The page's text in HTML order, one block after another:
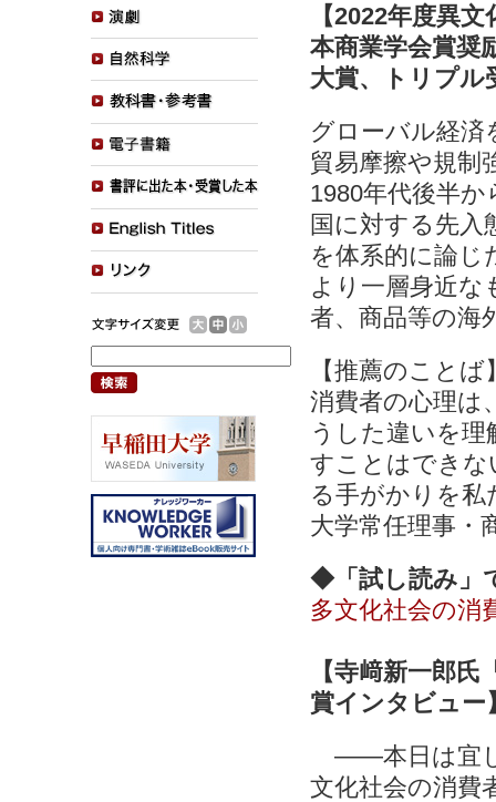
【2022年度異
本商業学会賞奨
大賞、トリプル
グローバル経
貿易摩擦や規制
1980年代後半
国に対する先入
を体系的に論じ
より一層身近
者、商品等の海
【推薦のことば
消費者の心理は
うした違いを
すことはできな
る手がかりを
大学常任理事・
◆「試し読み」
多文化社会の消
【寺﨑新一郎
賞インタビュー
――本日は宜し
文化社会の消費